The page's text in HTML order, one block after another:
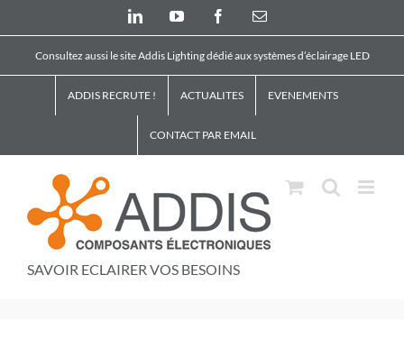
LinkedInYouTube FacebookEmail
Consultez aussi le site Addis Lighting dédié aux systèmes d’éclairage LED
ADDIS RECRUTE ! ACTUALITES EVENEMENTS
CONTACT PAR EMAIL
SAVOIR ECLAIRER VOS BESOINS